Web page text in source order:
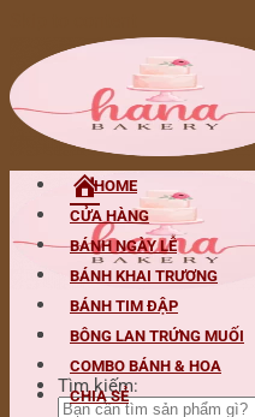
Tìm kiếm:
HOME
CỬA HÀNG
BÁNH NGÀY LỄ
BÁNH KHAI TRƯƠNG
BÁNH TIM ĐẬP
BÔNG LAN TRỨNG MUỐI
COMBO BÁNH & HOA
CHIA SẺ